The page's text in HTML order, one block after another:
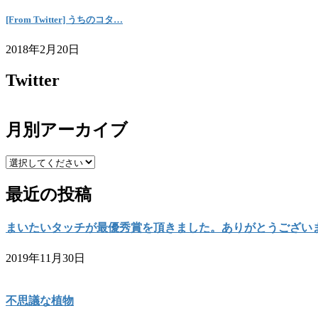
[From Twitter] うちのコタ…
2018年2月20日
Twitter
月別アーカイブ
最近の投稿
まいたいタッチが最優秀賞を頂きました。ありがとうござい
2019年11月30日
不思議な植物